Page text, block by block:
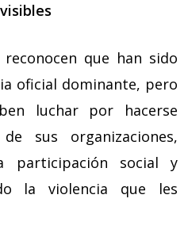
que han sido
oficial dominante, pero
luchar por hacerse
sus organizaciones,
participación social y
la violencia que les